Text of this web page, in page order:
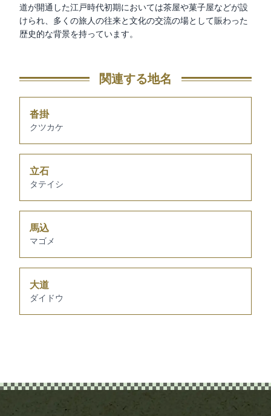
道が開通した江戸時代初期においては茶屋や菓子屋などが設
けられ、多くの旅人の往来と文化の交流の場として賑わった
歴史的な背景を持っています。
関連する地名
沓掛
クツカケ
立石
タテイシ
馬込
マゴメ
大道
ダイドウ